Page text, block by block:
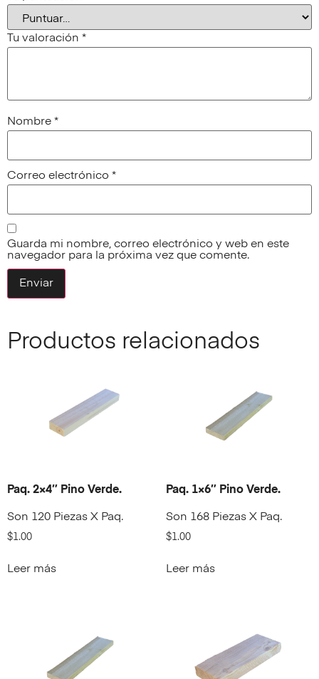
Tu valoración *
Nombre *
Correo electrónico *
Guarda mi nombre, correo electrónico y web en este
navegador para la próxima vez que comente.
Productos relacionados
Paq. 2×4″ Pino Verde.
Son 120 Piezas X Paq.
$1.00
Leer más
Paq. 1×6″ Pino Verde.
Son 168 Piezas X Paq.
$1.00
Leer más